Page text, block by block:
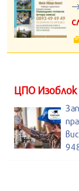
ЦПО Изоблок